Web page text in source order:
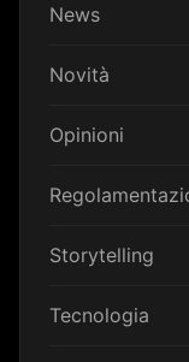
News
Novità
Opinioni
Storytelling
Tecnologia